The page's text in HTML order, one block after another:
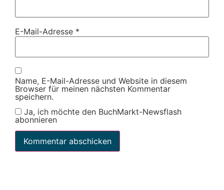
E-Mail-Adresse *
Name, E-Mail-Adresse und Website in diesem
Browser für meinen nächsten Kommentar
speichern.
Ja, ich möchte den BuchMarkt-Newsflash
abonnieren